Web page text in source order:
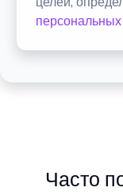
Часто